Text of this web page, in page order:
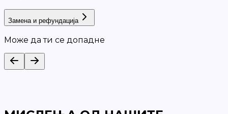
Замена и рефундација
Може да ти се допадне